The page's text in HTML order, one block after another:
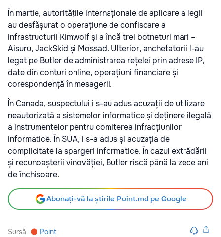
În martie, autoritățile internaționale de aplicare a legii
au desfășurat o operațiune de confiscare a
infrastructurii Kimwolf și a încă trei botneturi mari –
Aisuru, JackSkid și Mossad. Ulterior, anchetatorii l-au
legat pe Butler de administrarea rețelei prin adrese IP,
date din conturi online, operațiuni financiare și
corespondență în mesagerii.
În Canada, suspectului i s-au adus acuzații de utilizare
neautorizată a sistemelor informatice și deținere ilegală
a instrumentelor pentru comiterea infracțiunilor
informatice. În SUA, i s-a adus și acuzația de
complicitate la spargeri informatice. În cazul extrădării
și recunoașterii vinovăției, Butler riscă până la zece ani
de închisoare.
Abonați-vă la știrile Point.md pe Google
Sursă Point